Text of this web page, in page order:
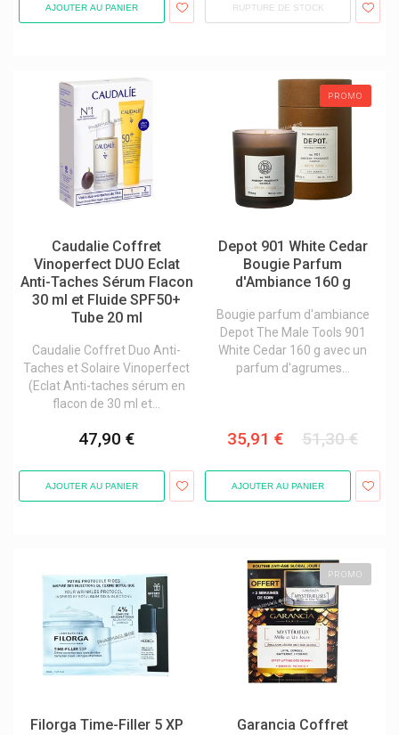
AJOUTER AU PANIER RUPTURE DE STOCK
Caudalie Coffret
Vinoperfect DUO Eclat
Anti-Taches Sérum Flacon
30 ml et Fluide SPF50+
Tube 20 ml
Caudalie Coffret Duo Anti-
Taches et Solaire Vinoperfect
(Eclat Anti-taches sérum en
flacon de 30 ml et...
47,90 €
AJOUTER AU PANIER
PROMO
Depot 901 White Cedar
Bougie Parfum
d'Ambiance 160 g
Bougie parfum d'ambiance
Depot The Male Tools 901
White Cedar 160 g avec un
parfum d'agrumes...
35,91 € 51,30 €
AJOUTER AU PANIER
Filorga Time-Filler 5 XP
PROMO
Garancia Coffret